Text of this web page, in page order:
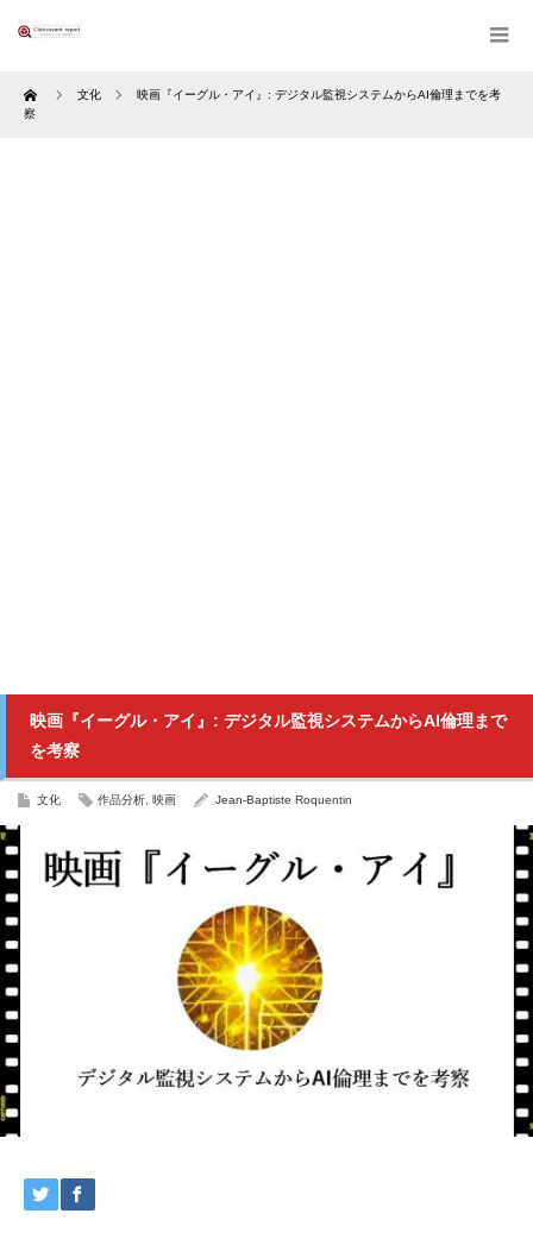
Home 文化
映画『イーグル・アイ』: デジタル監視システムからAI倫理までを考
察
映画『イーグル・アイ』: デジタル監視システムからAI倫理まで
を考察
文化 作品分析 映画 Jean-Baptiste Roquentin